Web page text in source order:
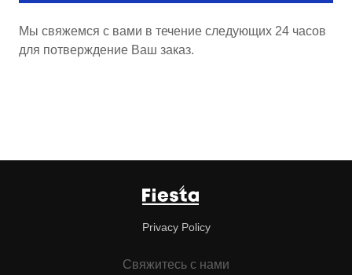
Мы свяжемся с вами в течение следующих 24 часов
для потверждение Ваш заказ.
Privacy Policy
Свяжитесь с нами